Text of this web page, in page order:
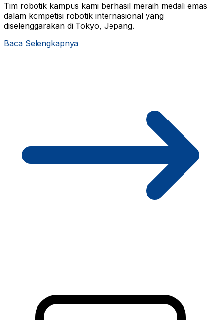
Tim robotik kampus kami berhasil meraih medali emas
dalam kompetisi robotik internasional yang
diselenggarakan di Tokyo, Jepang.
Baca Selengkapnya